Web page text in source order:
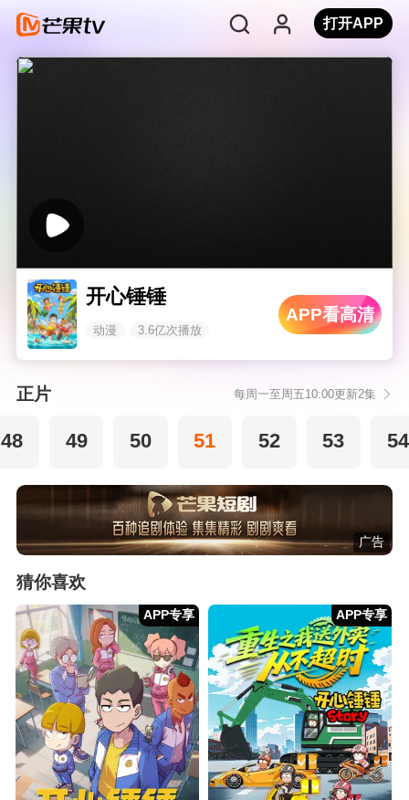
打开APP
开心锤锤
动漫 3.6亿次播放
APP看高清
正片 每周一至周五10:00更新2集
48 49 50 51 52 53 54
广告
猜你喜欢
APP专享 APP专享